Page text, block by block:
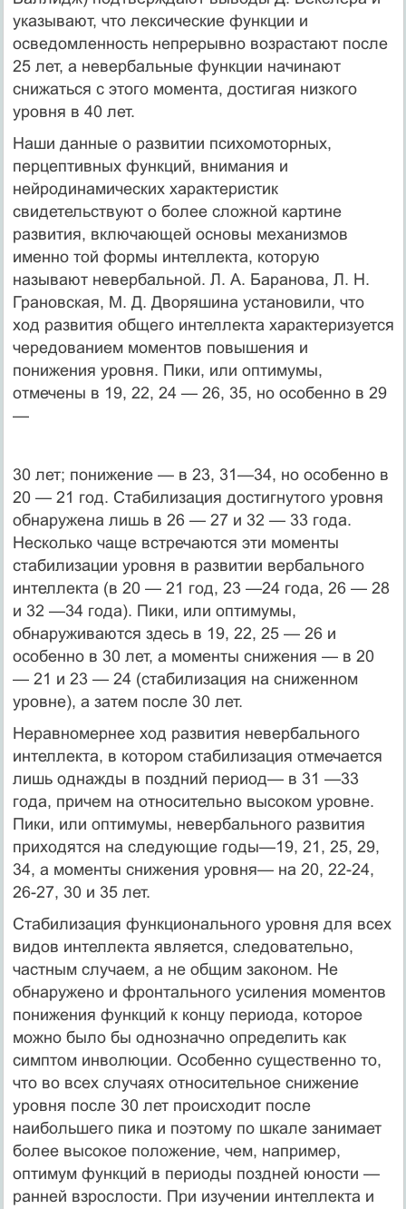
указывают, что лексические функции и
осведомленность непрерывно возрастают после
25 лет, а невербальные функции начинают
снижаться с этого момента, достигая низкого
уровня в 40 лет.
Наши данные о развитии психомоторных,
перцептивных функций, внимания и
нейродинамических характеристик
свидетельствуют о более сложной картине
развития, включающей основы механизмов
именно той формы интеллекта, которую
называют невербальной. Л. А. Баранова, Л. Н.
Грановская, М. Д. Дворяшина установили, что
ход развития общего интеллекта характеризуется
чередованием моментов повышения и
понижения уровня. Пики, или оптимумы,
отмечены в 19, 22, 24 — 26, 35, но особенно в 29
—
30 лет; понижение — в 23, 31—34, но особенно в
20 — 21 год. Стабилизация достигнутого уровня
обнаружена лишь в 26 — 27 и 32 — 33 года.
Несколько чаще встречаются эти моменты
стабилизации уровня в развитии вербального
интеллекта (в 20 — 21 год, 23 —24 года, 26 — 28
и 32 —34 года). Пики, или оптимумы,
обнаруживаются здесь в 19, 22, 25 — 26 и
особенно в 30 лет, а моменты снижения — в 20
— 21 и 23 — 24 (стабилизация на сниженном
уровне), а затем после 30 лет.
Неравномернее ход развития невербального
интеллекта, в котором стабилизация отмечается
лишь однажды в поздний период— в 31 —33
года, причем на относительно высоком уровне.
Пики, или оптимумы, невербального развития
приходятся на следующие годы—19, 21, 25, 29,
34, а моменты снижения уровня— на 20, 22-24,
26-27, 30 и 35 лет.
Стабилизация функционального уровня для всех
видов интеллекта является, следовательно,
частным случаем, а не общим законом. Не
обнаружено и фронтального усиления моментов
понижения функций к концу периода, которое
можно было бы однозначно определить как
симптом инволюции. Особенно существенно то,
что во всех случаях относительное снижение
уровня после 30 лет происходит после
наибольшего пика и поэтому по шкале занимает
более высокое положение, чем, например,
оптимум функций в периоды поздней юности —
ранней взрослости. При изучении интеллекта и